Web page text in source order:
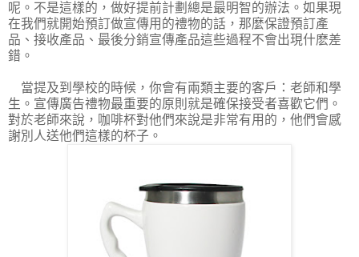
呢。不是這樣的，做好提前計劃總是最明智的辦法。如果現
在我們就開始預訂做宣傳用的禮物的話，那麼保證預訂產
品、接收產品、最後分銷宣傳產品這些過程不會出現什麽差
錯。
當提及到學校的時候，你會有兩類主要的客戶：老師和學
生。宣傳廣告禮物最重要的原則就是確保接受者喜歡它們。
對於老師來說，咖啡杯對他們來說是非常有用的，他們會感
謝別人送他們這樣的杯子。